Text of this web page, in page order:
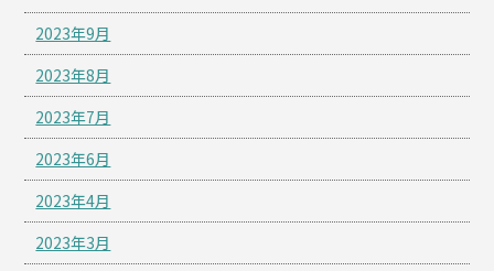
2023年9月
2023年8月
2023年7月
2023年6月
2023年4月
2023年3月